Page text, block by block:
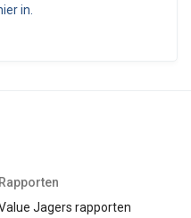
in.
Rapporten
Jagers rapporten